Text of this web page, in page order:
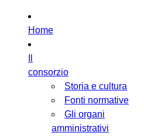
Home
consorzio
Storia e cultura
Fonti normative
Gli organi
amministrativi